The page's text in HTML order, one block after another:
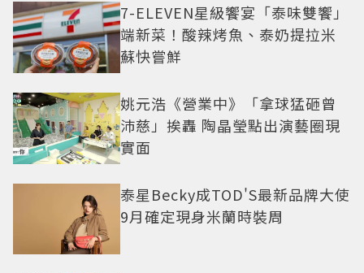
7-ELEVEN星級饗宴「泰味雙饗」
端新菜！酸辣烤魚、泰奶提拉米
蘇快嘗鮮
姚元浩《營業中》「拿球猛砸曾
沛慈」挨轟 陶晶瑩點出演藝圈現
實面
泰星Becky成TOD'S最新品牌大使
9月確定現身米蘭時裝周